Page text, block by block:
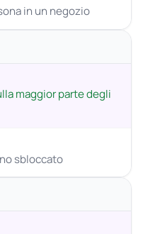
in un negozio
maggior parte degli
sbloccato